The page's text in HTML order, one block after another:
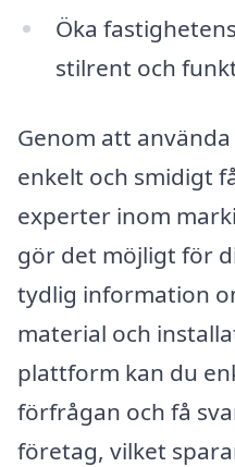
Öka
stilrent och
Genom att
enkelt och smidigt
experter inom
gör det möjligt för
tydlig information
material och
plattform kan du
förfrågan och få
företag, vilket